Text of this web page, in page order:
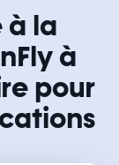
à la
à
pour